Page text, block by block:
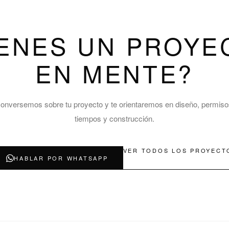
UN
EN MENTE?
sobre tu proyecto y te orientaremos en diseño,
tiempos y construcción.
HABLAR POR WHATSAPP
VER TODOS LOS